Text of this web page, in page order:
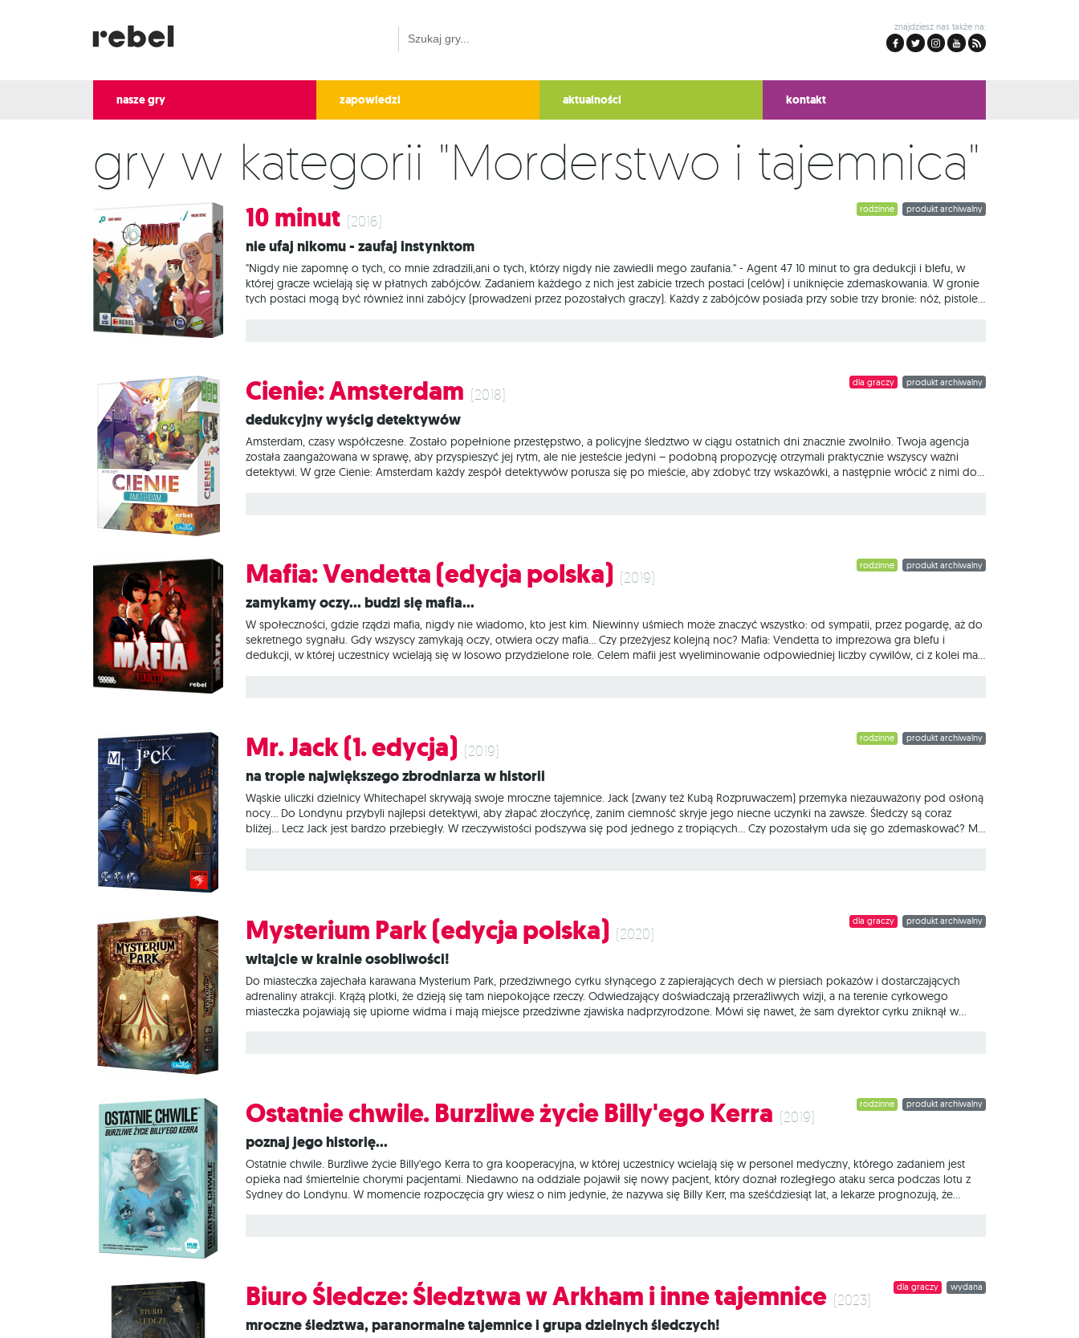
znajdziesz nas także na:
nasze gry zapowiedzi aktualności kontakt
Gry w kategorii "Morderstwo i tajemnica"
produkt archiwalny
rodzinne
10 minut (2016)
Nie ufaj nikomu - zaufaj instynktom
"Nigdy nie zapomnę o tych, co mnie zdradzili,ani o tych, którzy nigdy nie zawiedli mego zaufania." - Agent 47 10 minut to gra dedukcji i blefu, w
której gracze wcielają się w płatnych zabójców. Zadaniem każdego z nich jest zabicie trzech postaci (celów) i uniknięcie zdemaskowania. W gronie
tych postaci mogą być również inni zabójcy (prowadzeni przez pozostałych graczy). Każdy z zabójców posiada przy sobie trzy bronie: nóż, pistolet
produkt archiwalny
dla graczy
Cienie: Amsterdam (2018)
Dedukcyjny wyścig detektywów
Amsterdam, czasy współczesne. Zostało popełnione przestępstwo, a policyjne śledztwo w ciągu ostatnich dni znacznie zwolniło. Twoja agencja
została zaangażowana w sprawę, aby przyspieszyć jej rytm, ale nie jesteście jedyni – podobną propozycję otrzymali praktycznie wszyscy ważni
detektywi. W grze Cienie: Amsterdam każdy zespół detektywów porusza się po mieście, aby zdobyć trzy wskazówki, a następnie wrócić z nimi do
produkt archiwalny
rodzinne
Mafia: Vendetta (edycja polska) (2019)
Zamykamy oczy... budzi się mafia...
W społeczności, gdzie rządzi mafia, nigdy nie wiadomo, kto jest kim. Niewinny uśmiech może znaczyć wszystko: od sympatii, przez pogardę, aż do
sekretnego sygnału. Gdy wszyscy zamykają oczy, otwiera oczy mafia… Czy przeżyjesz kolejną noc? Mafia: Vendetta to imprezowa gra blefu i
dedukcji, w której uczestnicy wcielają się w losowo przydzielone role. Celem mafii jest wyeliminowanie odpowiedniej liczby cywilów, ci z kolei mają
produkt archiwalny
rodzinne
Mr. Jack (1. edycja) (2019)
Na tropie największego zbrodniarza w historii
Wąskie uliczki dzielnicy Whitechapel skrywają swoje mroczne tajemnice. Jack (zwany też Kubą Rozpruwaczem) przemyka niezauważony pod osłoną
nocy… Do Londynu przybyli najlepsi detektywi, aby złapać złoczyńcę, zanim ciemność skryje jego niecne uczynki na zawsze. Śledczy są coraz
bliżej... Lecz Jack jest bardzo przebiegły. W rzeczywistości podszywa się pod jednego z tropiących... Czy pozostałym uda się go zdemaskować? Mr.
produkt archiwalny
dla graczy
Mysterium Park (edycja polska) (2020)
Witajcie w krainie osobliwości!
Do miasteczka zajechała karawana Mysterium Park, przedziwnego cyrku słynącego z zapierających dech w piersiach pokazów i dostarczających
adrenaliny atrakcji. Krążą plotki, że dzieją się tam niepokojące rzeczy. Odwiedzający doświadczają przeraźliwych wizji, a na terenie cyrkowego
miasteczka pojawiają się upiorne widma i mają miejsce przedziwne zjawiska nadprzyrodzone. Mówi się nawet, że sam dyrektor cyrku zniknął w
produkt archiwalny
rodzinne
Ostatnie chwile. Burzliwe życie Billy'ego Kerra (2019)
Poznaj jego historię...
Ostatnie chwile. Burzliwe życie Billy'ego Kerra to gra kooperacyjna, w której uczestnicy wcielają się w personel medyczny, którego zadaniem jest
opieka nad śmiertelnie chorymi pacjentami. Niedawno na oddziale pojawił się nowy pacjent, który doznał rozległego ataku serca podczas lotu z
Sydney do Londynu. W momencie rozpoczęcia gry wiesz o nim jedynie, że nazywa się Billy Kerr, ma sześćdziesiąt lat, a lekarze prognozują, że
wydana
dla graczy
Biuro Śledcze: Śledztwa w Arkham i inne tajemnice (2023)
Mroczne śledztwa, paranormalne tajemnice i grupa dzielnych śledczych!